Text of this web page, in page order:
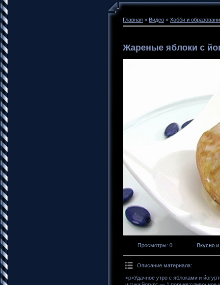
Главная » Видео » Хобби и
Жареные яблоки с
Просмотры: 0 Вкусно
Описание материала:
<p>Удачное утро с яблоками и